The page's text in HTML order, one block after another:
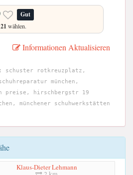
Gut
21 wählen.
Informationen Aktualisieren
schuster rotkreuzplatz,
münchen,
preise, hirschbergstr 19
münchener schuhwerkstätten
Klaus-Dieter Lehmann